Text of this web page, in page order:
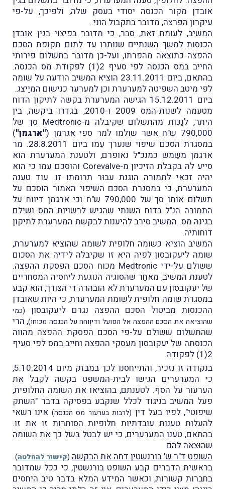
אובדן מקור הכנסה יסודי בעסק שלה, ולפיכך, על-פי
עיקרון הפִּרצה, מדובר בתקבול הוני.
המשיב, לעומת זאת, סבר, כי מדובר בפיצוי בגין אובדן
הכנסות למשך השנתיים שנותרו עד לתום תקופת הסכם
ההפצה כתוצאה מהפרתו, ועל-כן מדובר בתשלום פירותי
החייב במס הכנסה לפי סעיף 2(1) לפקודת מס הכנסה.
בהתאם, ביום 23.11.2011 הוציא המשיב הודעה על שומה
לפי מיטב השפיטה למערערת וכן למערער כנישום המיַיצג.
ביום 15.12.2011 הגישה המערערת בקשה לתיקון הדוח
מטעמה לשנות-המס 2009 ו-2010, בגדרו ביקשה, בין
היתר, לנַכּוֹת מהתשלום שקיבלה מ-Medtronic סך של
790,000 ש"ח אשר שולמו למר ספי אגרמן (
"ארגמן")
במסגרת הסכם שיפוי שנערך עִמו ביום 28.8.2011. מר
ארגמן משַמש כמנכ"ל נאופרם, ולטענת המערערת הוא
סייע לה בקבלת הזיכיון מ-Corevalve והוסכם עִמו כי הוא
יהיה זכאי לתמורה הוגנת עבוּר תרומתו זו. עוד טענה
המערערת, כי במסגרת הסכם השיפוי האמור הוסכם על
תשלום אותו סך של 790,000 ש"ח וכי ארגמן דיווח על
התמורה הנ"ל בדוח השנתי שהגיש לרשויות המס ושילם
בגינהּ מס. המשיב סירב להיענות לבקשת המערערת לתיקון
דוחותיה.
המשיב הוציא כשומה חלופית לשומה שהוציא למערערת,
שומה ליעקובסון לפיה היא זו שקיבלה לידיה את הסכום
ששולם על-ידי Medtronic מכוח הסכם הפסקת ההפצה.
לטענת המשיב, מאחַר שהסוגיה הנוגעת ליחסיה המסחריים
של יעקובסון עם המערערת לא הובהרה די הצורך, הוא קבע
במסגרת שומה חלופית לשומת המערערת, כי היות שאובדן
ההכנסות מביטול הסכם ההפצה נגרם ליעקובסון
(כמי
שהוציאה את הסכם ההפצה אל הפועל ודיוְוחה על הכנסה מכוחו), הרי
שהתשלום ששולם על-פי הסכם הפסקת ההפצה מהווה
הכנסתה של יעקובסון מעסקי ההפצה וחייב במס לפי סעיף
2(1) לפקודה.
בנקודה זו נזכיר, והתייחסנו לכך במבזק מיום 5.10.2014,
כי המערערים הגישו לבית-המשפט בקשה לקבל את
הערעור על הסף. לטענתם, בהוציאו את השומה החלופית,
פעל המשיב בניגוד לכלל שנקבע בפסיקה בדבר "השתק
שיפוטי", לפיו בעל דין (לרבות בערעור מס הכנסה) אינו רשאי
להעלות טענות עובדתיות חלופיות הסותרות זו את זו.
בהתאם, טענו המערערים, כי יש לבטל בְּשל כך את השומה
שהוּצאה להם.
השופט ד"ר ש' בורנשטין דחה את הבקשה (קישור להחלטה)
.
בראשית הדברים קבע השופט בורנשטין, כי ככל שמדובר
בחברות קשורות, וכאשר המידע המלא בדבר טיב היחסים